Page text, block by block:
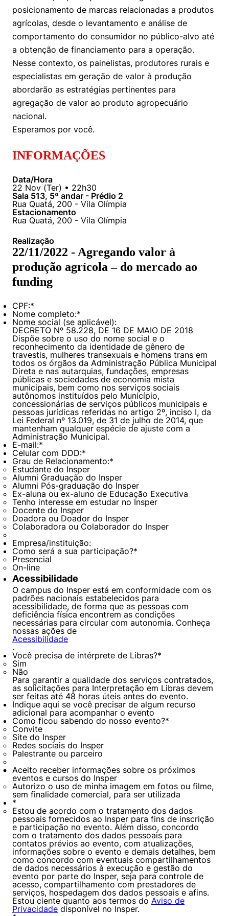
Todas as Engenharias
Engenharia de Computação
Engenharia de Produção
Engenharia Mecânica
Engenharia Mecatrônica
Direito
Economia
Finanças
Negócios
Tecnologia e Dados
Prêmio Duda Ermírio de Moraes
Como funciona
Resolução Eficaz de Problemas
Oportunidade de Negócios
Women in Action
Trabalhe conosco
Sala de Imprensa
Biblioteca Telles
Repositório Institucional
Pesquisa na Graduação
Seminários Acadêmicos
Comitê de Ética em Pesquisa
Notícias
Youtube
Instagram
Linkedin
Engenharia e Ciência da Computação
Direito
Busca por docentes
Áreas de Conhecimento
Prêmios de Excelência
Ensino e aprendizagem
Fale Conosco
Atendimento
Visite o Insper
Canal de Ética
Portal da Privacidade
posicionamento de marcas relacionadas a produtos
agrícolas, desde o levantamento e análise de
comportamento do consumidor no público-alvo até
a obtenção de financiamento para a operação.
Nesse contexto, os painelistas, produtores rurais e
especialistas em geração de valor à produção
abordarão as estratégias pertinentes para
agregação de valor ao produto agropecuário
nacional.
Esperamos por você.
INFORMAÇÕES
Data/Hora
22 Nov (Ter) • 22h30
Sala 513, 5º andar - Prédio 2
Rua Quatá, 200 - Vila Olímpia
Estacionamento
Rua Quatá, 200 - Vila Olímpia
Realização
22/11/2022 - Agregando valor à
produção agrícola – do mercado ao
funding
CPF:*
Nome completo:*
Nome social (se aplicável):
DECRETO Nº 58.228, DE 16 DE MAIO DE 2018
Dispõe sobre o uso do nome social e o
reconhecimento da identidade de gênero de
travestis, mulheres transexuais e homens trans em
todos os órgãos da Administração Pública Municipal
Direta e nas autarquias, fundações, empresas
públicas e sociedades de economia mista
municipais, bem como nos serviços sociais
autônomos instituídos pelo Município,
concessionárias de serviços públicos municipais e
pessoas jurídicas referidas no artigo 2º, inciso I, da
Lei Federal nº 13.019, de 31 de julho de 2014, que
mantenham qualquer espécie de ajuste com a
Administração Municipal.
E-mail:*
Celular com DDD:*
Grau de Relacionamento:*
Estudante do Insper
Alumni Graduação do Insper
Alumni Pós-graduação do Insper
Ex-aluna ou ex-aluno de Educação Executiva
Tenho interesse em estudar no Insper
Docente do Insper
Doadora ou Doador do Insper
Colaboradora ou Colaborador do Insper
Empresa/instituição:
Como será a sua participação?*
Presencial
On-line
Acessibilidade
O campus do Insper está em conformidade com os
padrões nacionais estabelecidos para
acessibilidade, de forma que as pessoas com
deficiência física encontrem as condições
necessárias para circular com autonomia. Conheça
nossas ações de
Acessibilidade
.
Você precisa de intérprete de Libras?*
Sim
Não
Para garantir a qualidade dos serviços contratados,
as solicitações para Interpretação em Libras devem
ser feitas até 48 horas úteis antes do evento.
Indique aqui se você precisar de algum recurso
adicional para acompanhar o evento
Como ficou sabendo do nosso evento?*
Convite
Site do Insper
Redes sociais do Insper
Palestrante ou parceiro
Aceito receber informações sobre os próximos
eventos e cursos do Insper
Autorizo o uso de minha imagem em fotos ou filme,
sem finalidade comercial, para ser utilizada
*
Estou de acordo com o tratamento dos dados
pessoais fornecidos ao Insper para fins de inscrição
e participação no evento. Além disso, concordo
com o tratamento dos dados pessoais para
contatos prévios ao evento, com atualizações,
informações sobre o evento e demais detalhes, bem
como concordo com eventuais compartilhamentos
de dados necessários à execução e gestão do
evento por parte do Insper, seja para controle de
acesso, compartilhamento com prestadores de
serviços, hospedagem dos dados pessoais e afins.
Estou ciente quanto aos termos do Aviso de
Privacidade disponível no Insper.